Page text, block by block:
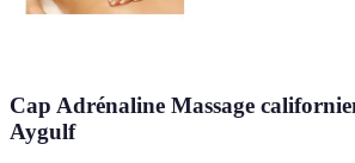
Cap Adrénaline Massage
Aygulf